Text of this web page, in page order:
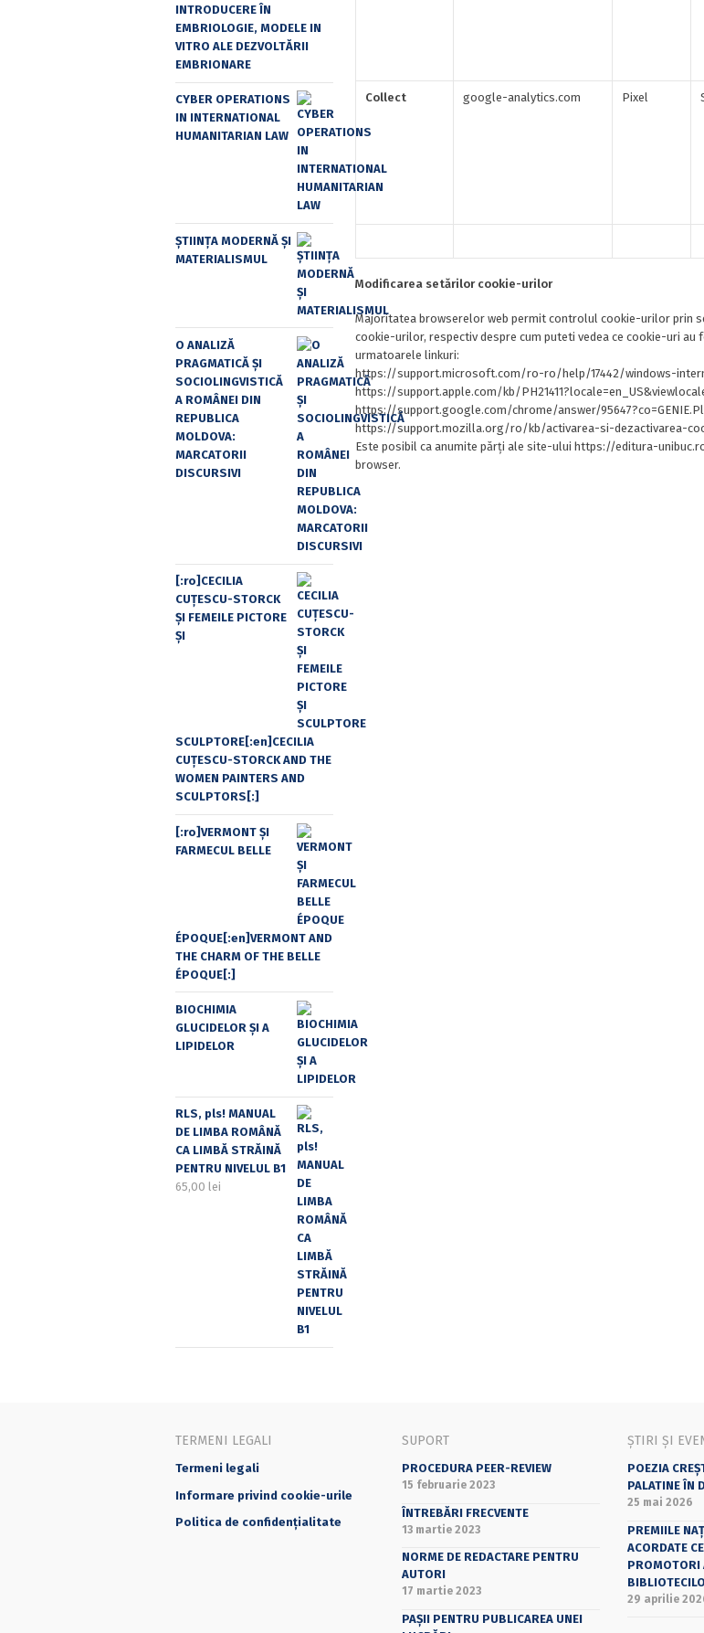
Collect google-analytics.com Pixel
Modificarea setărilor cookie-urilor
Majoritatea browserelor web permit controlul cookie-urilor prin
cookie-urilor, respectiv despre cum puteti vedea ce cookie-uri
urmatoarele linkuri:
https://support.microsoft.com/ro-ro/help/17442/windows-
https://support.apple.com/kb/
https://support.google.com/chrome/answer/
https://support.mozilla.org/ro/kb/activarea-si-dezactivarea-
Este posibil ca anumite părți ale site-ului https://editura-
browser.
INTRODUCERE ÎN
EMBRIOLOGIE, MODELE IN
VITRO ALE DEZVOLTĂRII
EMBRIONARE
CYBER OPERATIONS
IN INTERNATIONAL
HUMANITARIAN LAW
ȘTIINȚA MODERNĂ ȘI
MATERIALISMUL
O ANALIZĂ
PRAGMATICĂ ȘI
SOCIOLINGVISTICĂ
A ROMÂNEI DIN
REPUBLICA
MOLDOVA:
MARCATORII
DISCURSIVI
[:ro]CECILIA
CUŢESCU-STORCK
ŞI FEMEILE PICTORE
ŞI
SCULPTORE[:en]CECILIA
CUŢESCU-STORCK AND THE
WOMEN PAINTERS AND
SCULPTORS[:]
[:ro]VERMONT ȘI
FARMECUL BELLE
ÉPOQUE[:en]VERMONT AND
THE CHARM OF THE BELLE
ÉPOQUE[:]
BIOCHIMIA
GLUCIDELOR ȘI A
LIPIDELOR
RLS, pls! MANUAL
DE LIMBA ROMÂNĂ
CA LIMBĂ STRĂINĂ
PENTRU NIVELUL B1
65,00 lei
TERMENI LEGALI
Termeni legali
Informare privind cookie-urile
Politica de confidențialitate
SUPORT
PROCEDURA PEER-REVIEW
15 februarie 2023
ÎNTREBĂRI FRECVENTE
13 martie 2023
NORME DE REDACTARE PENTRU
AUTORI
17 martie 2023
PAȘII PENTRU PUBLICAREA UNEI
ȘTIRI ȘI
POEZIA
PALATINE ÎN
25 mai 2026
PREMIILE
ACORDATE
PROMOTORI
29 aprilie